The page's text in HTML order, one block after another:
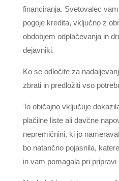
financiranja. Svetovalec
pogoje kredita, vključno z
obdobjem odplačevanja in
dejavniki.
Ko se odločite za
zbrati in predložiti vso
To običajno vključuje
plačilne liste ali davčne
nepremičnini, ki jo
bo natančno pojasnila,
in vam pomagala pri pripravi